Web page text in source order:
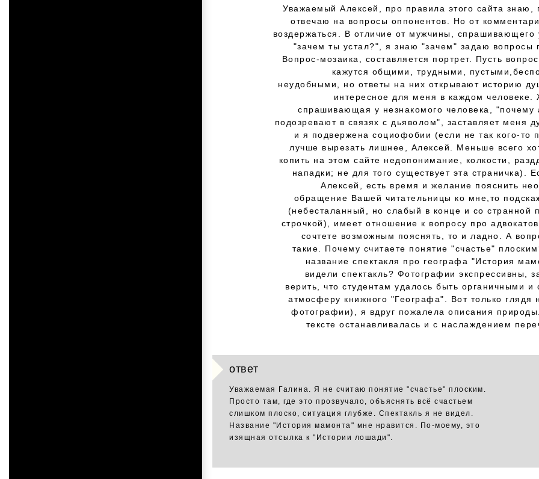
Уважаемый Алексей, про правила этого сайта знаю,
отвечаю на вопросы оппонентов. Но от
воздержаться. В отличие от мужчины, спрашивающего
"зачем ты устал?", я знаю "зачем" задаю вопросы
Вопрос-мозаика, составляется портрет. Пусть
кажутся общими, трудными,
неудобными, но ответы на них открывают историю
интересное для меня в каждом
спрашивающая у незнакомого человека, "почему
подозревают в связях с дьяволом", заставляет меня
и я подвержена социофобии (если не так кого-то
лучше вырезать лишнее, Алексей. Меньше всего
копить на этом сайте недопонимание, колкости,
нападки; не для того существует эта страничка).
Алексей, есть время и желание пояснить
обращение Вашей читательницы ко мне,то
(небесталанный, но слабый в конце и со странной
строчкой), имеет отношение к вопросу про
сочтете возможным пояснять, то и ладно. А
такие. Почему считаете понятие "счастье"
название спектакля про географа "История
видели спектакль? Фотографии экспрессивны,
верить, что студентам удалось быть органичными и
атмосферу книжного "Географа". Вот только глядя
фотографии), я вдруг пожалела описания
тексте останавливалась и с наслаждением
ответ
Уважаемая Галина. Я не считаю понятие "счастье" плоским.
Просто там, где это прозвучало, объяснять всё счастьем
слишком плоско, ситуация глубже. Спектакль я не видел.
Название "История мамонта" мне нравится. По-моему, это
изящная отсылка к "Истории лошади".